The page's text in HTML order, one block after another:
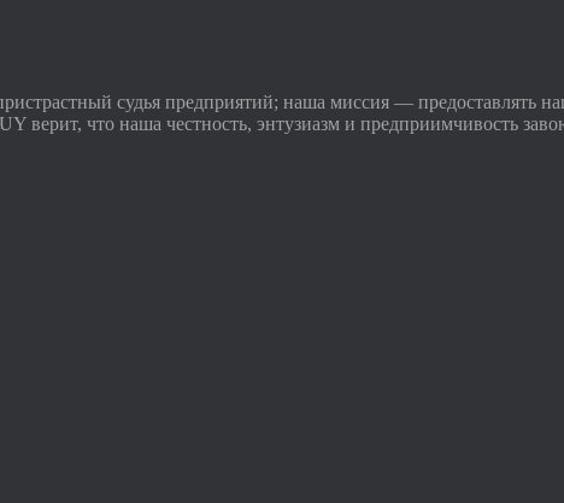
судья предприятий; наша миссия — предоставлять
верит, что наша честность, энтузиазм и предприимчивость